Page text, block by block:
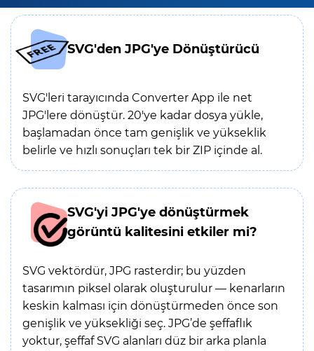
SVG'den JPG'ye Dönüştürücü
SVG'leri tarayıcında Converter App ile net
JPG'lere dönüştür. 20'ye kadar dosya yükle,
başlamadan önce tam genişlik ve yükseklik
belirle ve hızlı sonuçları tek bir ZIP içinde al.
SVG'yi JPG'ye dönüştürmek
görüntü kalitesini etkiler mi?
SVG vektördür, JPG rasterdir; bu yüzden
tasarımın piksel olarak oluşturulur — kenarların
keskin kalması için dönüştürmeden önce son
genişlik ve yüksekliği seç. JPG’de şeffaflık
yoktur, şeffaf SVG alanları düz bir arka planla